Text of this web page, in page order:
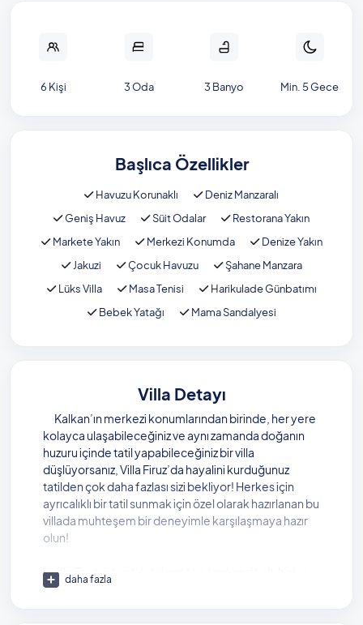
6 Kişi 3 Oda 3 Banyo Min. 5 Gece
Başlıca Özellikler
Havuzu Korunaklı
Deniz Manzaralı
Geniş Havuz
Süit Odalar
Restorana Yakın
Markete Yakın
Merkezi Konumda
Denize Yakın
Jakuzi
Çocuk Havuzu
Şahane Manzara
Lüks Villa
Masa Tenisi
Harikulade Günbatımı
Bebek Yatağı
Mama Sandalyesi
Villa Detayı
Kalkan’ın merkezi konumlarından birinde, her yere
kolayca ulaşabileceğiniz ve aynı zamanda doğanın
huzuru içinde tatil yapabileceğiniz bir villa
düşlüyorsanız, Villa Firuz’da hayalini kurduğunuz
tatilden çok daha fazlası sizi bekliyor! Herkes için
ayrıcalıklı bir tatil sunmak için özel olarak hazırlanan bu
villada muhteşem bir deneyimle karşılaşmaya hazır
olun!
Villa Firuz, üç yatak odasına ve toplamda altı kişiye
kadar konuk kapasitesine sahip. Kalabalık
daha fazla